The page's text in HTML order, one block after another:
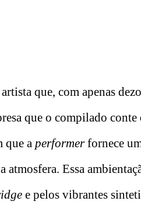
que, com apenas
que o compilado
que a performerfornece
Essa
e pelos vibrantes